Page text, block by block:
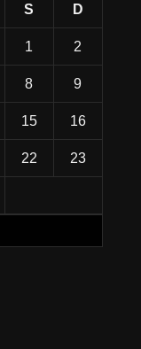
S D
1 2
8 9
15 16
22 23